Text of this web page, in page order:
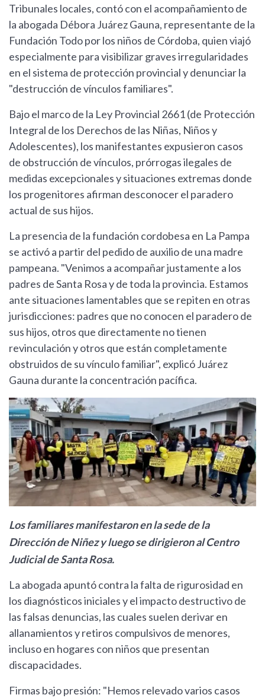
Tribunales locales, contó con el acompañamiento de
la abogada Débora Juárez Gauna, representante de la
Fundación Todo por los niños de Córdoba, quien viajó
especialmente para visibilizar graves irregularidades
en el sistema de protección provincial y denunciar la
"destrucción de vínculos familiares".
Bajo el marco de la Ley Provincial 2661 (de Protección
Integral de los Derechos de las Niñas, Niños y
Adolescentes), los manifestantes expusieron casos
de obstrucción de vínculos, prórrogas ilegales de
medidas excepcionales y situaciones extremas donde
los progenitores afirman desconocer el paradero
actual de sus hijos.
La presencia de la fundación cordobesa en La Pampa
se activó a partir del pedido de auxilio de una madre
pampeana. "Venimos a acompañar justamente a los
padres de Santa Rosa y de toda la provincia. Estamos
ante situaciones lamentables que se repiten en otras
jurisdicciones: padres que no conocen el paradero de
sus hijos, otros que directamente no tienen
revinculación y otros que están completamente
obstruidos de su vínculo familiar", explicó Juárez
Gauna durante la concentración pacífica.
Los familiares manifestaron en la sede de la
Dirección de Niñez y luego se dirigieron al Centro
Judicial de Santa Rosa.
La abogada apuntó contra la falta de rigurosidad en
los diagnósticos iniciales y el impacto destructivo de
las falsas denuncias, las cuales suelen derivar en
allanamientos y retiros compulsivos de menores,
incluso en hogares con niños que presentan
discapacidades.
Firmas bajo presión: "Hemos relevado varios casos